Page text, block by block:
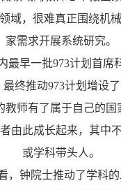
域，很难真正围绕机
家需求开展系统研究。
最早一批973计划首席
终推动973计划增设
教师有了属于自己的国
由此成长起来，其中
或学科带头人。
，钟院士推动了学科